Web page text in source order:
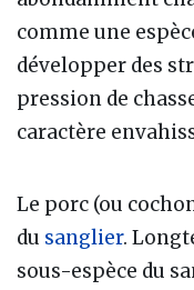
comme une
développer des
pression de
caractère
Le porc (ou
du sanglier.
sous-espèce du